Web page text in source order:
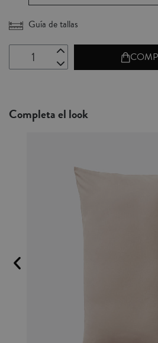
Guía de tallas
Completa el look